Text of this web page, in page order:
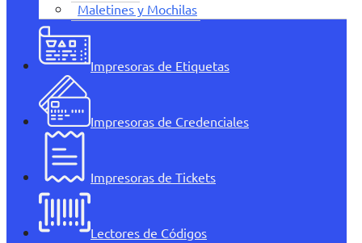
Maletines y Mochilas
Impresoras de Etiquetas
Impresoras de Credenciales
Impresoras de Tickets
Lectores de Códigos